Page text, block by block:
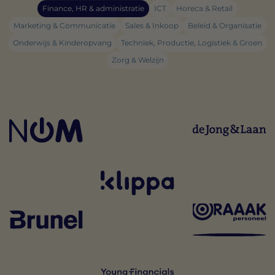
Finance, HR & administratie ICT
Horeca & Retail
Marketing & Communicatie
Sales & Inkoop
Beleid & Organisatie
Onderwijs & Kinderopvang
Techniek, Productie, Logistiek & Groen
Zorg & Welzijn